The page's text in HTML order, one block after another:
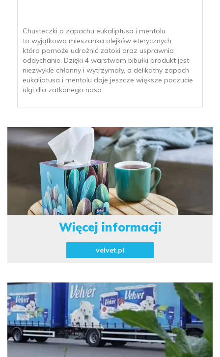
Chusteczki o zapachu eukaliptusa i mentolu
to wyjątkowa mieszanka olejków eterycznych,
która pomoże udrożnić zatoki oraz usprawnia
oddychanie. Dzięki 4 warstwom bibułki produkt jest
niezwykle chłonny i wytrzymały, a delikatny zapach
eukaliptusa i mentolu daje jeszcze większe poczucie
ulgi dla zatkanego nosa.
Więcej informacji
velvet.pl